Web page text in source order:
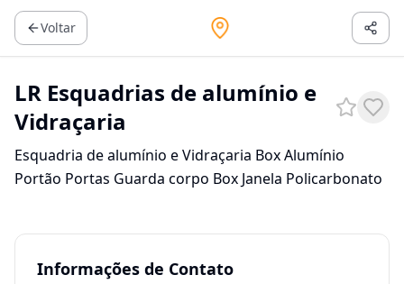
Voltar
LR Esquadrias de alumínio e
Vidraçaria
Esquadria de alumínio e Vidraçaria Box Alumínio
Portão Portas Guarda corpo Box Janela Policarbonato
Informações de Contato